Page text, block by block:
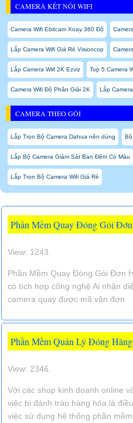
CAMERA KẾT NỐI WIFI
Camera Wifi Ebitcam Xoay 360 Độ
Lắp Camera Wifi Giá Rẻ Visioncop
Lắp Camera Wiif 2K Ezviz Top 5 Camera
Camera Wifi Độ Phân Giải 2K Lắp
CAMERA THEO GÓI
Lắp Trọn Bộ Camera Dahua nên dùng
Lắp Bộ Camera Giám Sát Ban Đêm Có Màu
Lắp Trọn Bộ Camera Wifi Giá Rẻ
Phần Mềm Quay Đóng Gói
View: 1243.
Phần Mềm Quay Đóng Gói Đơn
có tích hợp công nghệ Ai nhận
camera quay được mã vận đơn
Phần Mềm Quản Lý Đóng Hàng
View: 2346.
Với các shop kinh doanh online
việc bị đánh tráo hàng hóa là
việc sử dụng hệ thống phần